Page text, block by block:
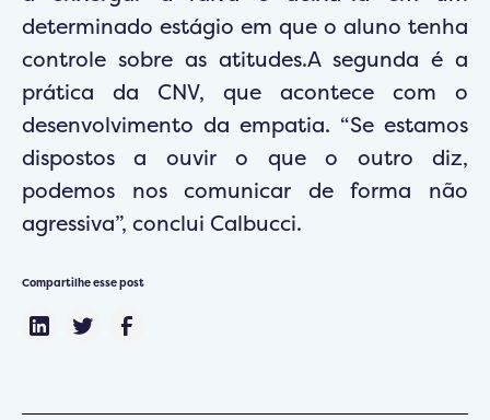
determinado estágio em que o aluno tenha
controle sobre as atitudes.A segunda é a
prática da CNV, que acontece com o
desenvolvimento da empatia. “Se estamos
dispostos a ouvir o que o outro diz,
podemos nos comunicar de forma não
agressiva”, conclui Calbucci.
Compartilhe esse post